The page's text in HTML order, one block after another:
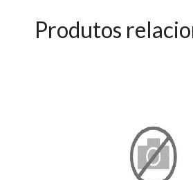
Produtos